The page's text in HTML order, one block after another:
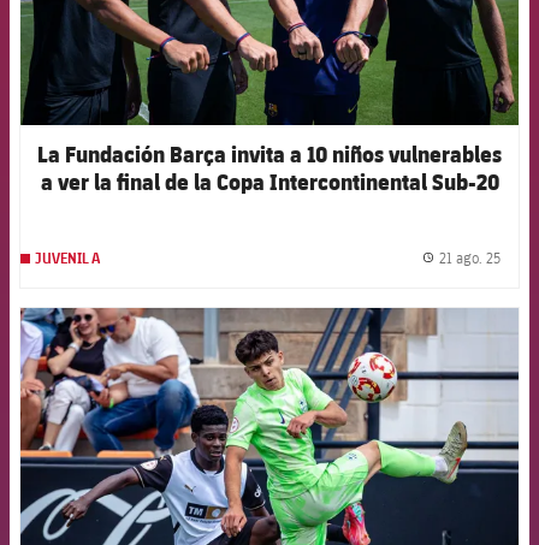
La Fundación Barça invita a 10 niños vulnerables
a ver la final de la Copa Intercontinental Sub-20
JUVENIL A 21 ago. 25
FCB Barcelona badge